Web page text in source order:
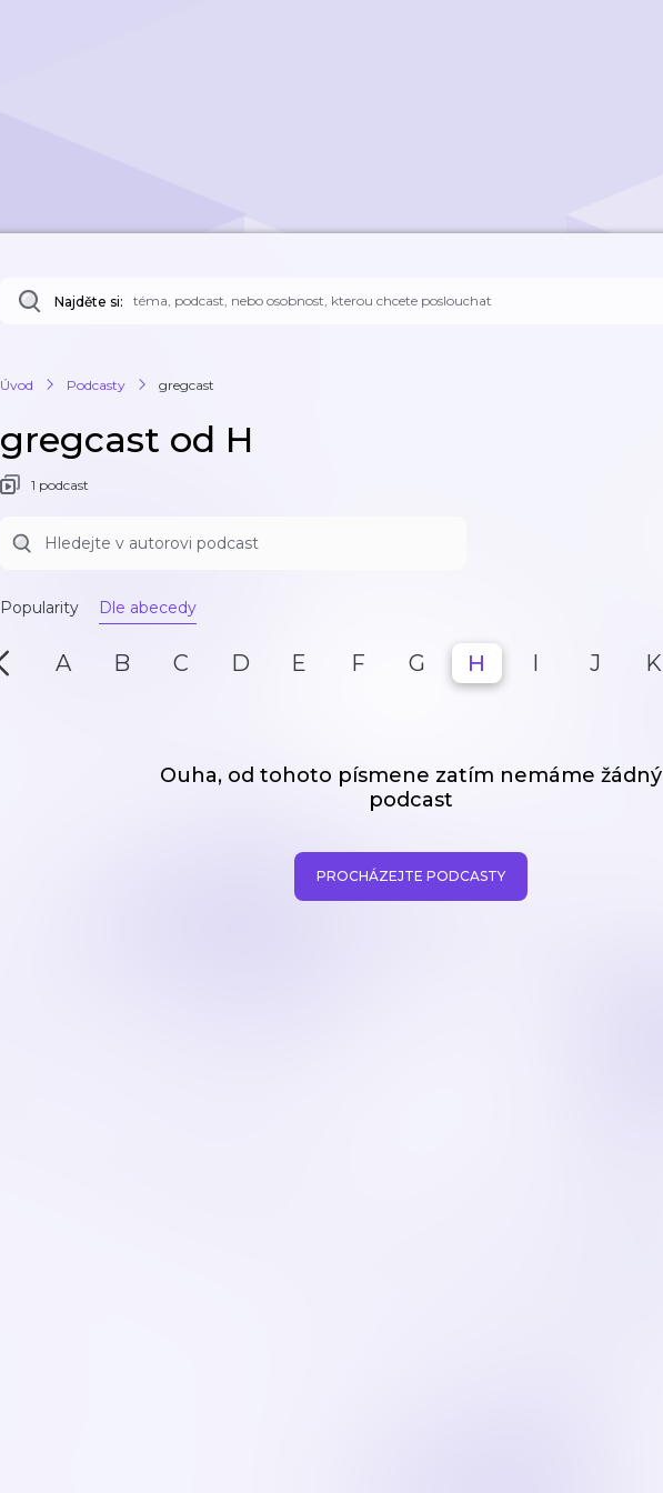
Najděte si:
Úvod Podcasty gregcast
gregcast od H
1 podcast
Popularity Dle abecedy
A B C D E F G H I J K
Ouha, od tohoto písmene zatím nemáme žádný
podcast
PROCHÁZEJTE PODCASTY